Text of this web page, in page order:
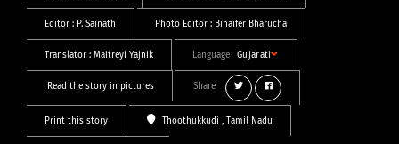
Editor : P. Sainath Photo Editor : Binaifer Bharucha
Translator : Maitreyi Yajnik Language Gujarati
Read the story in pictures Share
Print this story Thoothukkudi , Tamil Nadu